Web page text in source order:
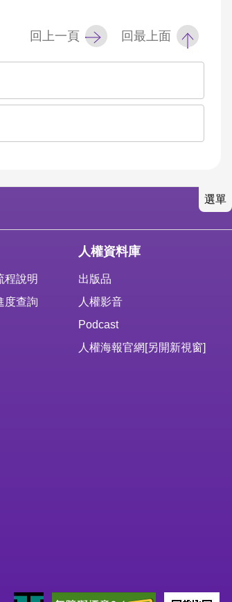
回上一頁 回最上面
選單
程說明
度查詢
人權資料庫
出版品
人權影音
Podcast
人權海報官網[另開新視窗]